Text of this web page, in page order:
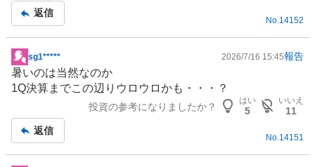
返信
No. 14152
掲
示
板
sg1***** 2026/7/16 15:45報告
暑いのは当然なのか
1Q決算までこの辺りウロウロかも・・・？
投資の参考になりましたか？
はい
5
いいえ
11
返信
No.14151